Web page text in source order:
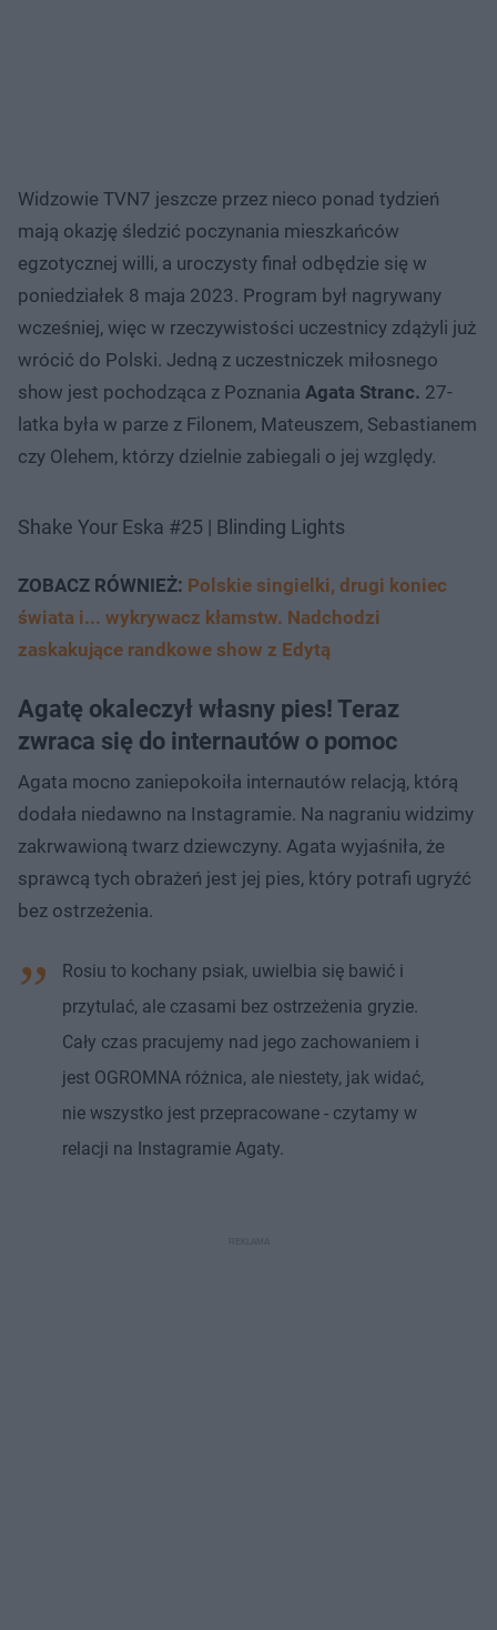
Widzowie TVN7 jeszcze przez nieco ponad tydzień
mają okazję śledzić poczynania mieszkańców
egzotycznej willi, a uroczysty finał odbędzie się w
poniedziałek 8 maja 2023. Program był nagrywany
wcześniej, więc w rzeczywistości uczestnicy zdążyli już
wrócić do Polski. Jedną z uczestniczek miłosnego
show jest pochodząca z Poznania Agata Stranc. 27-
latka była w parze z Filonem, Mateuszem, Sebastianem
czy Olehem, którzy dzielnie zabiegali o jej względy.
Shake Your Eska #25 | Blinding Lights
ZOBACZ RÓWNIEŻ: Polskie singielki, drugi koniec
świata i... wykrywacz kłamstw. Nadchodzi
zaskakujące randkowe show z Edytą
Agatę okaleczył własny pies! Teraz
zwraca się do internautów o pomoc
Agata mocno zaniepokoiła internautów relacją, którą
dodała niedawno na Instagramie. Na nagraniu widzimy
zakrwawioną twarz dziewczyny. Agata wyjaśniła, że
sprawcą tych obrażeń jest jej pies, który potrafi ugryźć
bez ostrzeżenia.
Rosiu to kochany psiak, uwielbia się bawić i
przytulać, ale czasami bez ostrzeżenia gryzie.
Cały czas pracujemy nad jego zachowaniem i
jest OGROMNA różnica, ale niestety, jak widać,
nie wszystko jest przepracowane - czytamy w
relacji na Instagramie Agaty.